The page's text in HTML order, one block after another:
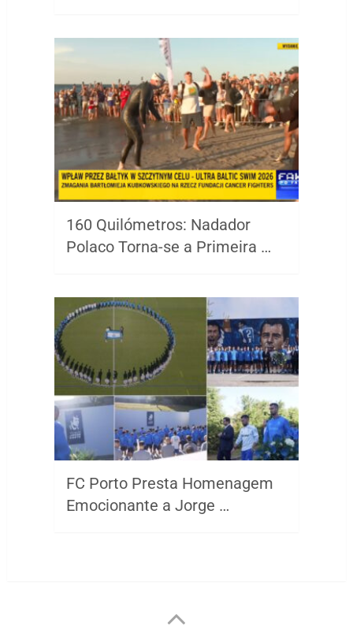
160 Quilómetros: Nadador
Polaco Torna-se a Primeira …
FC Porto Presta Homenagem
Emocionante a Jorge …